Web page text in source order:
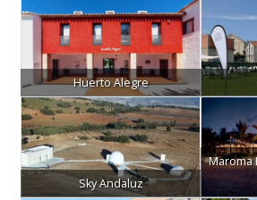
Huerto Alegre
Sky Andaluz
Maroma